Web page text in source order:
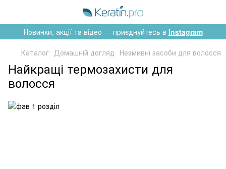
Новинки, акції та відео — приєднуйтесь в Instagram
Каталог Домашній догляд Незмивні засоби для волосся
Найкращі термозахисти для
волосся